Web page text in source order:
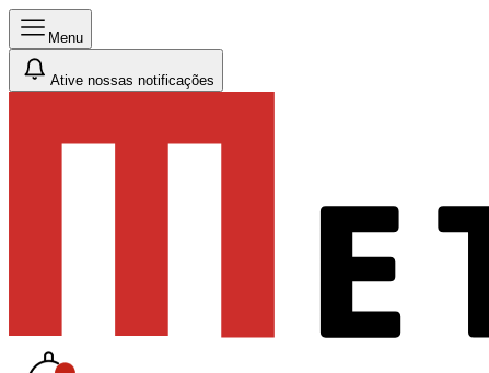
Menu
Ative nossas notificações